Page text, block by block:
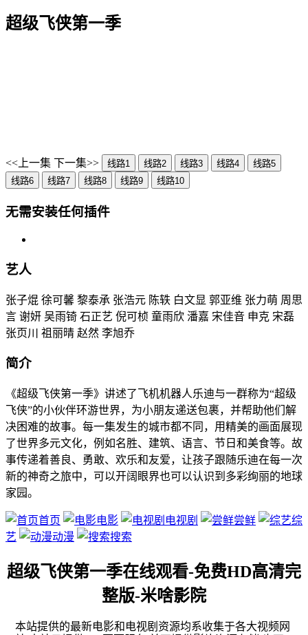
超级飞侠第一季
<<上一集 下一集>> 线路1 线路2 线路3 线路4
线路5
线路6
线路7 线路8 线路9 线路10
无需安装任何插件
艺人
张子焜 徐可馨 黎泰承 张浩元 陈轶 白文显 郭亚维 张力萌 周思
言 谢妍 吴雨锜 石正艺 倪可桢 童雨欣 潘嘉 宋佳音 申克 宋磊
张页川 祖丽晴 赵然 李旭乔
简介
《超级飞侠第一季》讲述了飞机机器人乐迪与一群称为“超级
飞侠”的小伙伴环游世界，为小朋友递送包裹，并帮助他们解
决困难的故事。每一集发生的城市都不同，用精美的画面展现
了世界多元文化，例如名胜、建筑、语言、节日和美食等。故
事传递着善良、勇敢、欢乐和友爱，让孩子跟随乐迪在每一次
新的神奇之旅中，可以开阔眼界也可以认识到多彩绚丽的地球
家园。
首页 电影 电视剧 尝鲜
综
艺
动漫 搜索
超级飞侠第一季在线观看-免费HD高清完
整版-米啥影院
本站提供的最新电影和电视剧资源均系收集于各大视频网